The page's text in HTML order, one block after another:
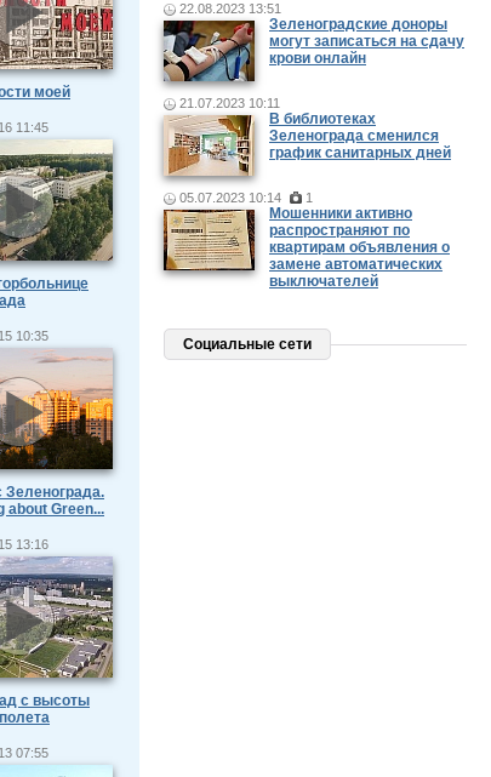
моей
11:45
10:35
Зеленограда.
about Green...
13:16
с высоты
07:55
22.08.2023 13:51
Зеленоградские доноры
могут записаться на сдачу
крови онлайн
21.07.2023 10:11
В библиотеках
Зеленограда сменился
график санитарных дней
05.07.2023 10:14 1
Мошенники активно
распространяют по
квартирам объявления о
замене автоматических
выключателей
Социальные сети